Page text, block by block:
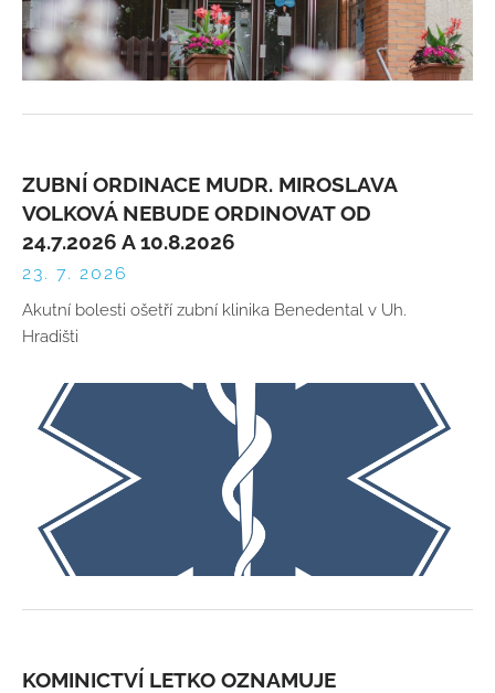
ZUBNÍ ORDINACE MUDR. MIROSLAVA
VOLKOVÁ NEBUDE ORDINOVAT OD
24.7.2026 A 10.8.2026
23. 7. 2026
Akutní bolesti ošetří zubní klinika Benedental v Uh.
Hradišti
KOMINICTVÍ LETKO OZNAMUJE